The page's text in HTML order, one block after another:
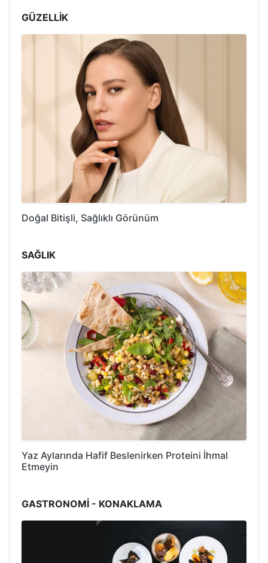
GÜZELLİK
Doğal Bitişli, Sağlıklı Görünüm
SAĞLIK
Yaz Aylarında Hafif Beslenirken Proteini İhmal
Etmeyin
GASTRONOMİ - KONAKLAMA